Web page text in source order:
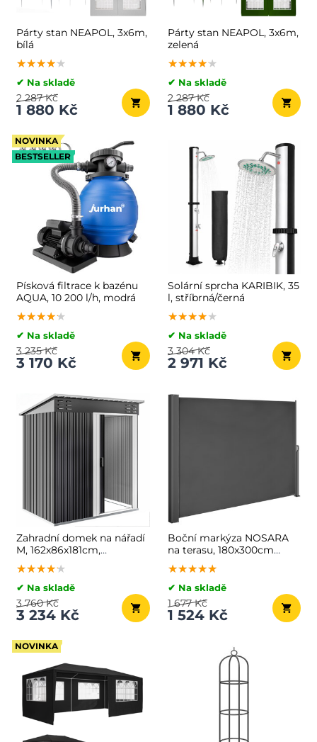
Párty stan NEAPOL, 3x6m,
bílá
★★★★★
★★★★★
★★★★★
✔ Na skladě
1 880 Kč
2 287 Kč
Párty stan NEAPOL, 3x6m,
zelená
★★★★★
★★★★★
★★★★★
✔ Na skladě
1 880 Kč
2 287 Kč
NOVINKA
BESTSELLER
Písková filtrace k bazénu
AQUA, 10 200 l/h, modrá
★★★★★
★★★★★
★★★★★
✔ Na skladě
3 170 Kč
3 235 Kč
Solární sprcha KARIBIK, 35
l, stříbrná/černá
★★★★★
★★★★★
★★★★★
✔ Na skladě
2 971 Kč
3 304 Kč
Zahradní domek na nářadí
M, 162x86x181cm,
antracitová
★★★★★
★★★★★
★★★★★
✔ Na skladě
3 234 Kč
3 760 Kč
Boční markýza NOSARA
na terasu, 180x300cm
antracitová
★★★★★
★★★★★
★★★★★
✔ Na skladě
1 524 Kč
1 677 Kč
NOVINKA